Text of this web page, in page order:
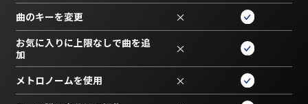
曲のキーを変更 ×
お気に入りに上限なしで曲を追
加
×
メトロノームを使用 ×